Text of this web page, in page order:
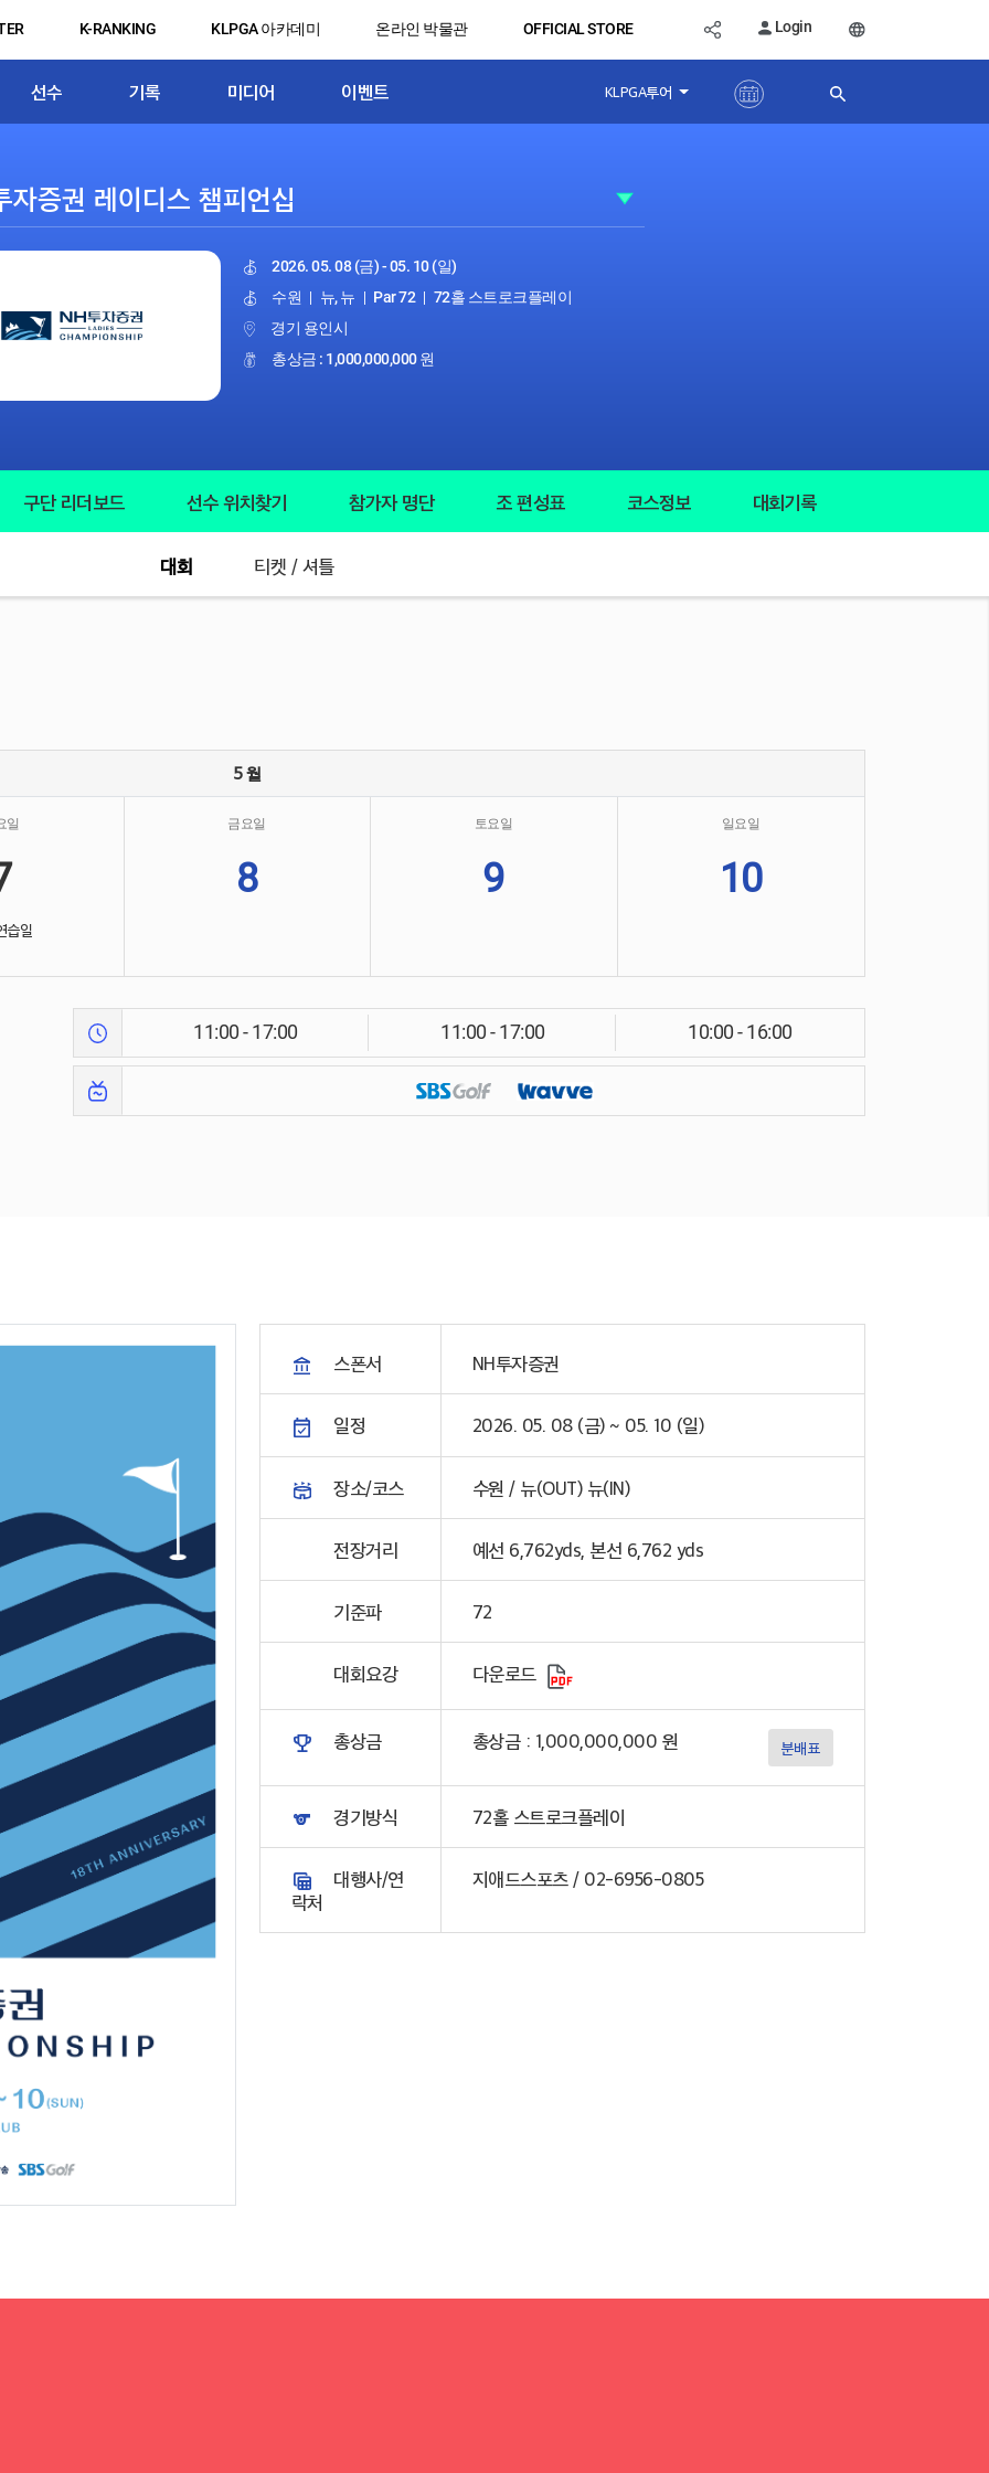
K-RANKING KLPGA 아카데미 온라인 박물관 OFFICIAL STORE Login
선수 기록 미디어 이벤트 KLPGA투어
2026. 05. 08 (금) - 05. 10 (일)
수원 | 뉴, 뉴 | Par 72 | 72홀 스트로크플레이
경기 용인시
총상금 : 1,000,000,000 원
구단 리더보드 선수 위치찾기 참가자 명단 조 편성표 코스정보 대회기록
대회 티켓 / 셔틀
5 월
일
습일
금요일
8
토요일
9
일요일
10
11:00 - 17:00 11:00 - 17:00 10:00 - 16:00
스폰서 NH투자증권
일정 2026. 05. 08 (금) ~ 05. 10 (일)
장소/코스 수원 / 뉴(OUT) 뉴(IN)
전장거리 예선 6,762yds, 본선 6,762 yds
기준파 72
대회요강 다운로드
총상금 총상금 : 1,000,000,000 원 분배표
경기방식 72홀 스트로크플레이
대행사/연
락처
지애드스포츠 / 02-6956-0805